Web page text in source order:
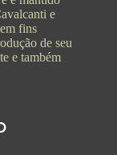
e
fins
de seu
e também